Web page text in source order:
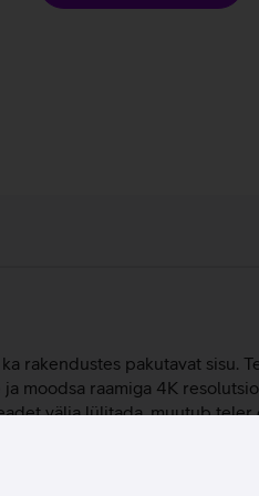
rakendustes pakutavat sisu.
moodsa raamiga 4K
välja lülitada, muutub
ja detailsed. Quantum 4K
Teleriga on võimalik luua